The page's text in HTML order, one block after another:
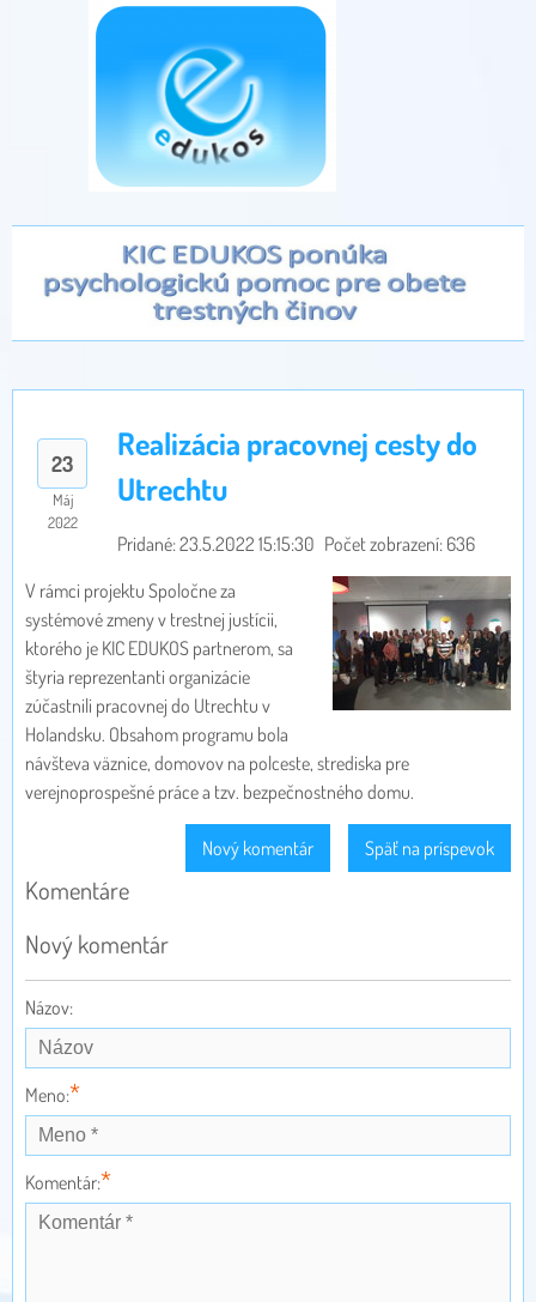
23
Máj
2022
Realizácia pracovnej cesty do
Utrechtu
Pridané: 23.5.2022 15:15:30 Počet zobrazení: 636
V rámci projektu Spoločne za
systémové zmeny v trestnej justícii,
ktorého je KIC EDUKOS partnerom, sa
štyria reprezentanti organizácie
zúčastnili pracovnej do Utrechtu v
Holandsku. Obsahom programu bola
návšteva väznice, domovov na polceste, strediska pre
verejnoprospešné práce a tzv. bezpečnostného domu.
Späť na príspevok
Nový komentár
Komentáre
Nový komentár
Názov:
Meno:*
Komentár:*